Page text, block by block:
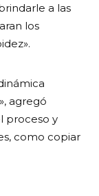
a las
los
agregó
proceso y
como copiar